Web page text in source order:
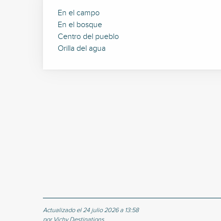
En el campo
En el bosque
Centro del pueblo
Orilla del agua
Actualizado el 24 julio 2026 a 13:58